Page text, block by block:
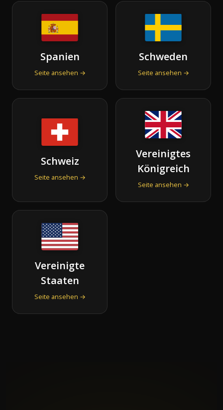
Spanien
Seite ansehen →
Schweden
Seite ansehen →
Schweiz
Seite ansehen →
Vereinigtes
Königreich
Seite ansehen →
Vereinigte
Staaten
Seite ansehen →